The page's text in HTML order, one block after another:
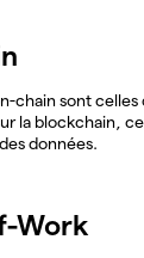
chain sont
la blockchain,
données.
Work